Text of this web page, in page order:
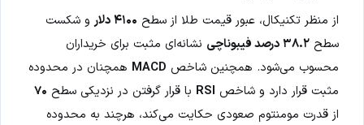
از منظر تکنیکال، عبور قیمت طلا از سطح ۴۱۰۰ دلار
و شکست
سطح ۳۸.۲ درصد فیبوناچی
نشانه‌ای مثبت برای خریداران
محسوب می‌شود. همچنین شاخص MACD همچنان در محدوده
مثبت قرار دارد و شاخص RSI با قرار گرفتن در نزدیکی سطح ۷۰
از قدرت مومنتوم صعودی حکایت می‌کند، هرچند به محدوده